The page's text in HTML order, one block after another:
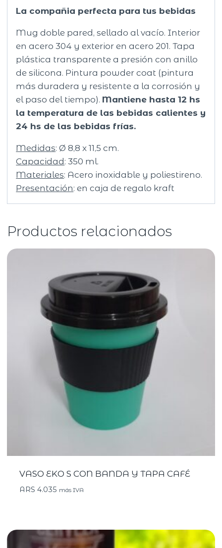
La compañia perfecta para tus bebidas
Mug doble pared, sellado al vacío. Interior
en acero 304 y exterior en acero 201. Tapa
plástica transparente a presión con anillo
de silicona. Pintura powder coat (pintura
más duradera y resistente a la corrosión y
el paso del tiempo). Mantiene hasta 12 hs
la temperatura de las bebidas calientes y
24 hs de las bebidas frías.
Medidas: Ø 8,8 x 11,5 cm.
Capacidad: 350 ml.
Materiales: Acero inoxidable y poliestireno.
Presentación: en caja de regalo kraft
Productos relacionados
VASO EKO S CON BANDA Y TAPA CAFÉ
ARS 4.035 más IVA